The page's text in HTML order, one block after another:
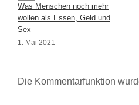
Was Menschen noch mehr
wollen als Essen, Geld und
Sex
1. Mai 2021
Die Kommentarfunktion